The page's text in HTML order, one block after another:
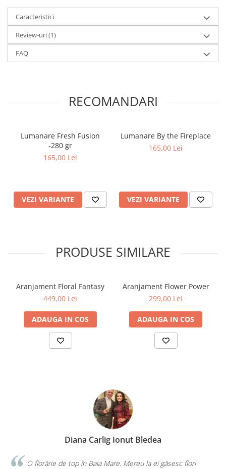
Caracteristici
Review-uri(1)
FAQ
RECOMANDARI
Lumanare Fresh Fusion
-280 gr
165,00 Lei
VEZI VARIANTE
Lumanare By the Fireplace
165,00 Lei
VEZI VARIANTE
PRODUSE SIMILARE
Aranjament Floral Fantasy
449,00 Lei
ADAUGA IN COS
Aranjament Flower Power
299,00 Lei
ADAUGA IN COS
flori
Diana Illés
Faceți o treabă minunată! Orice buchet sau